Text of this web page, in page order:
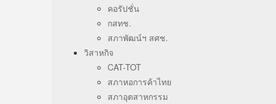
คอรัปชั่น
กสทช.
สภาพัฒน์ฯ สศช.
วิสาหกิจ
CAT-TOT
สภาหอการค้าไทย
สภาอุตสาหกรรม